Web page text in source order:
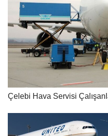
Çelebi Hava Servisi